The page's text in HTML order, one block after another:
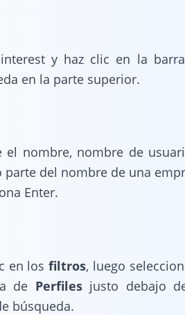
y haz clic en la
en la parte superior.
el nombre, nombre de
parte del nombre de una
Enter.
en losfiltros, luego
de Perfilesjusto debajo
búsqueda.